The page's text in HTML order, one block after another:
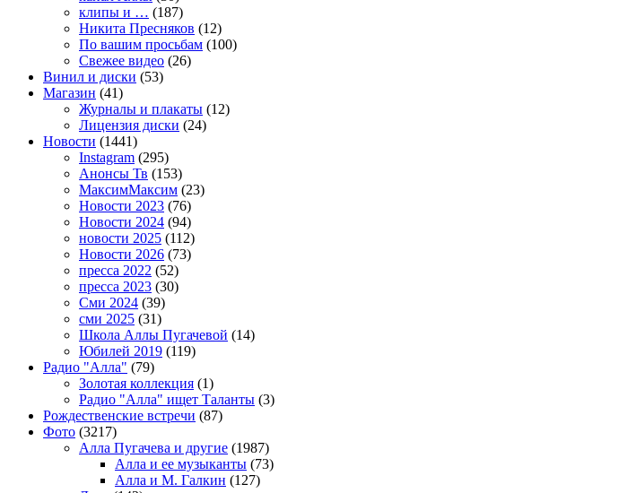
клипы и … (187)
Никита Пресняков (12)
По вашим просьбам (100)
Свежее видео (26)
Винил и диски (53)
Магазин (41)
Журналы и плакаты (12)
Лицензия диски (24)
Новости (1441)
Instagram (295)
Анонсы Тв (153)
МаксимМаксим (23)
Новости 2023 (76)
Новости 2024 (94)
новости 2025 (112)
Новости 2026 (73)
пресса 2022 (52)
пресса 2023 (30)
Сми 2024 (39)
сми 2025 (31)
Школа Аллы Пугачевой (14)
Юбилей 2019 (119)
Радио "Алла" (79)
Золотая коллекция (1)
Радио "Алла" ищет Таланты (3)
Рождественские встречи (87)
Фото (3217)
Алла Пугачева и другие (1987)
Алла и ее музыканты (73)
Алла и М. Галкин (127)